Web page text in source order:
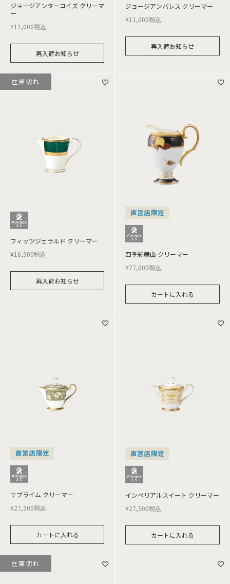
ジョージアンターコイズ クリーマ
ー
¥11,000税込
再入荷お知らせ
ジョージアンパレス クリーマー
¥11,000税込
再入荷お知らせ
フィッツジェラルド クリーマー
¥16,500税込
再入荷お知らせ
在庫切れ
直営店限定
四季彩舞曲 クリーマー
¥77,000税込
カートに入れる
直営店限定
サブライム クリーマー
¥27,500税込
カートに入れる
直営店限定
インペリアルスイート クリーマー
¥27,500税込
カートに入れる
在庫切れ